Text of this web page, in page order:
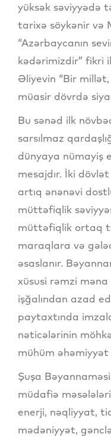
yüksək səviyyədə
tarixə söykənir və
“Azərbaycanın
kədərimizdir” fikri
Əliyevin “Bir millət,
müasir dövrdə
Bu sənəd ilk
sarsılmaz
dünyaya nümayiş
mesajdır. İki
artıq ənənəvi
müttəfiqlik
müttəfiqlik ortaq
maraqlara və
əsaslanır.
xüsusi rəmzi məna
işğalından azad
paytaxtında
nəticələrinin
mühüm əhəmiyyət
Şuşa
müdafiə
enerji, nəqliyyat,
mədəniyyət,